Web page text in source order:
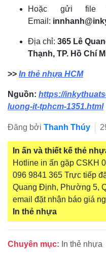
Hoặc gửi
Email:
Địa chỉ:365 Lê
Thạnh, TP. Hồ Chí
>> In thẻ nhựa HCM
Nguồn: https://
luong-it-tphcm-1351.html
Đăng bởi Thanh Thúy
In ấn và thiết kế thẻ
Hotline in ấn gặp CSKH
096 9841 365 Trực tiếp
Quang Định, Phường 5,
email đặt nhận báo giá
In thẻ nhựa
Chuyên mục: In thẻ nhựa